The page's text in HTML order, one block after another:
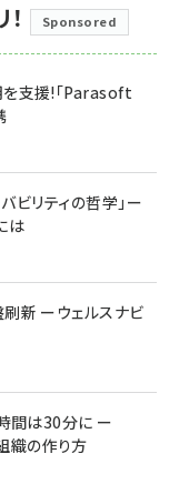
Sponsored
支援!「Parasoft
ビリティの哲学」ー
は
新 ーウェルスナビ
間は30分に ー
織の作り方